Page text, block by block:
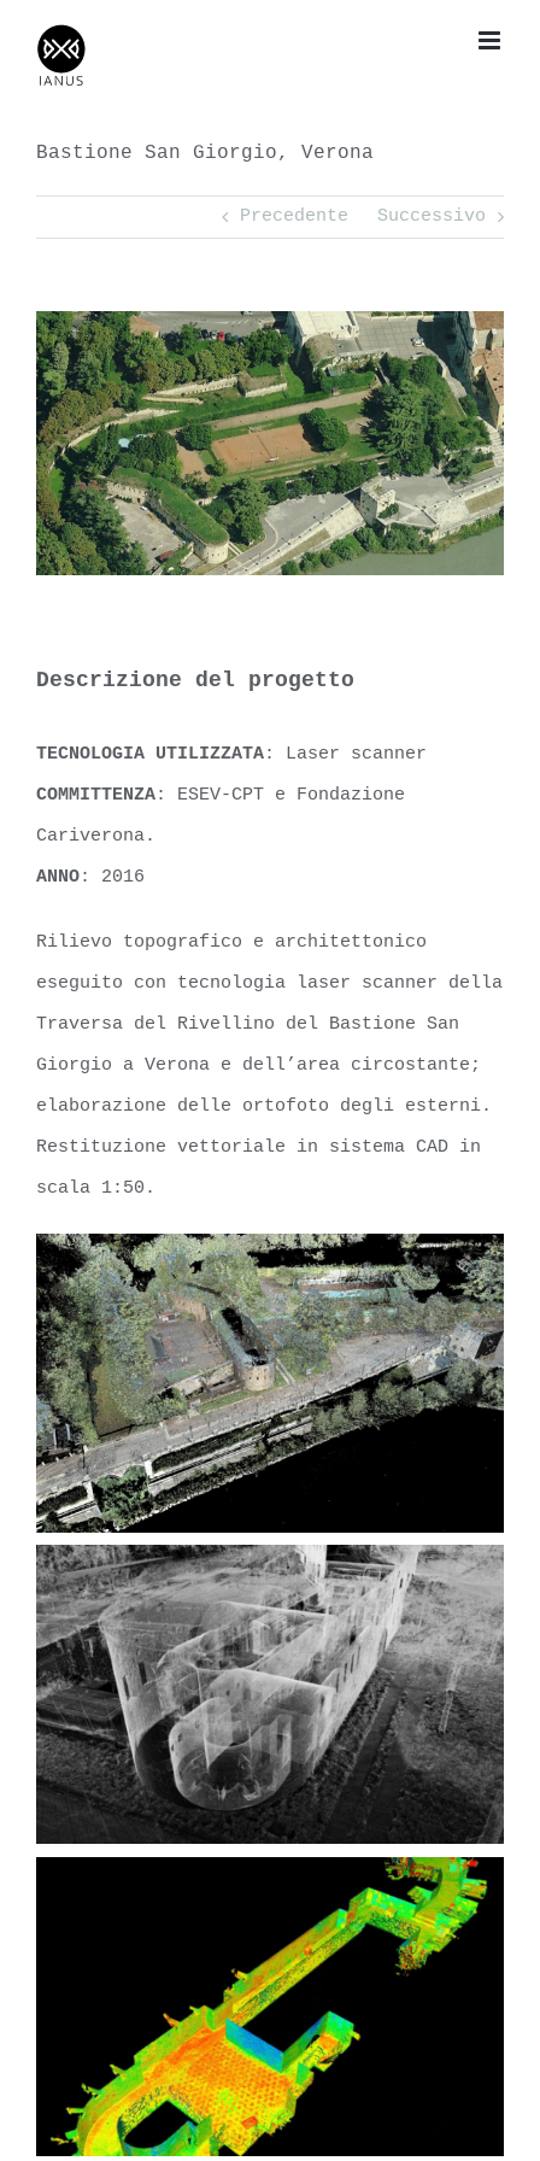
Bastione San Giorgio, Verona
Precedente Successivo
View
Larger
Image
Descrizione del progetto
TECNOLOGIA UTILIZZATA: Laser scanner
COMMITTENZA: ESEV-CPT e Fondazione
Cariverona.
ANNO: 2016
Rilievo topografico e architettonico
eseguito con tecnologia laser scanner della
Traversa del Rivellino del Bastione San
Giorgio a Verona e dell’area circostante;
elaborazione delle ortofoto degli esterni.
Restituzione vettoriale in sistema CAD in
scala 1:50.